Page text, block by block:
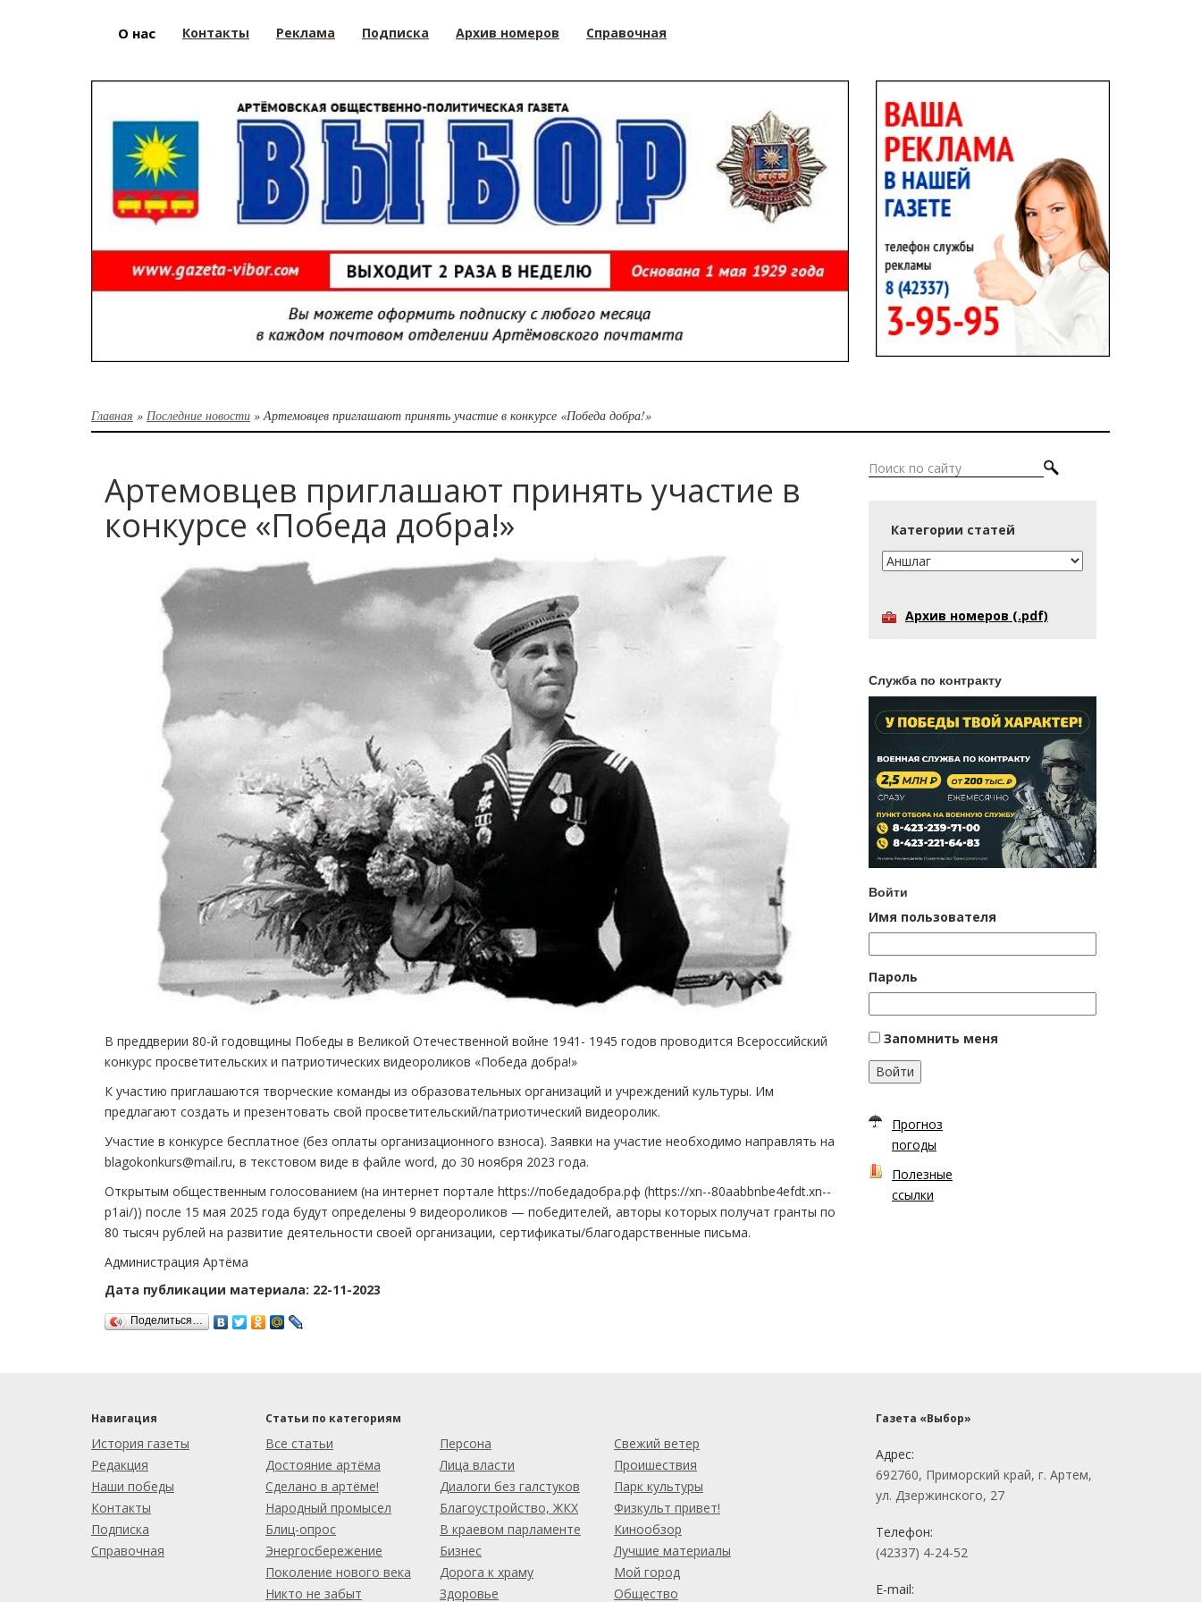
О нас Контакты Реклама Подписка Архив номеров Справочная
Главная » Последние новости » Артемовцев приглашают принять участие в конкурсе «Победа добра!»
Артемовцев приглашают принять участие в
конкурсе «Победа добра!»
В преддверии 80-й годовщины Победы в Великой Отечественной войне 1941- 1945 годов проводится Всероссийский
конкурс просветительских и патриотических видеороликов «Победа добра!»
К участию приглашаются творческие команды из образовательных организаций и учреждений культуры. Им
предлагают создать и презентовать свой просветительский/патриотический видеоролик.
Участие в конкурсе бесплатное (без оплаты организационного взноса). Заявки на участие необходимо направлять на
blagokonkurs@mail.ru, в текстовом виде в файле word, до 30 ноября 2023 года.
Открытым общественным голосованием (на интернет портале https://победадобра.рф (https://xn--80aabbnbe4efdt.xn--
p1ai/)) после 15 мая 2025 года будут определены 9 видеороликов — победителей, авторы которых получат гранты по
80 тысяч рублей на развитие деятельности своей организации, сертификаты/благодарственные письма.
Администрация Артёма
Дата публикации материала: 22-11-2023
Поделиться…
Категории статей
Архив номеров (.pdf)
Служба по контракту
Войти
Имя пользователя
Пароль
Запомнить меня
Войти
Прогноз
погоды
Полезные
ссылки
Навигация
История газеты
Редакция
Наши победы
Контакты
Подписка
Справочная
Статьи по категориям
Все статьи
Достояние артёма
Сделано в артёме!
Народный промысел
Блиц-опрос
Энергосбережение
Поколение нового века
Никто не забыт
Персона
Лица власти
Диалоги без галстуков
Благоустройство, ЖКХ
В краевом парламенте
Бизнес
Дорога к храму
Здоровье
Свежий ветер
Проишествия
Парк культуры
Физкульт привет!
Кинообзор
Лучшие материалы
Мой город
Общество
Газета «Выбор»
Адрес:
692760, Приморский край, г. Артем,
ул. Дзержинского, 27
Телефон:
(42337) 4-24-52
E-mail: